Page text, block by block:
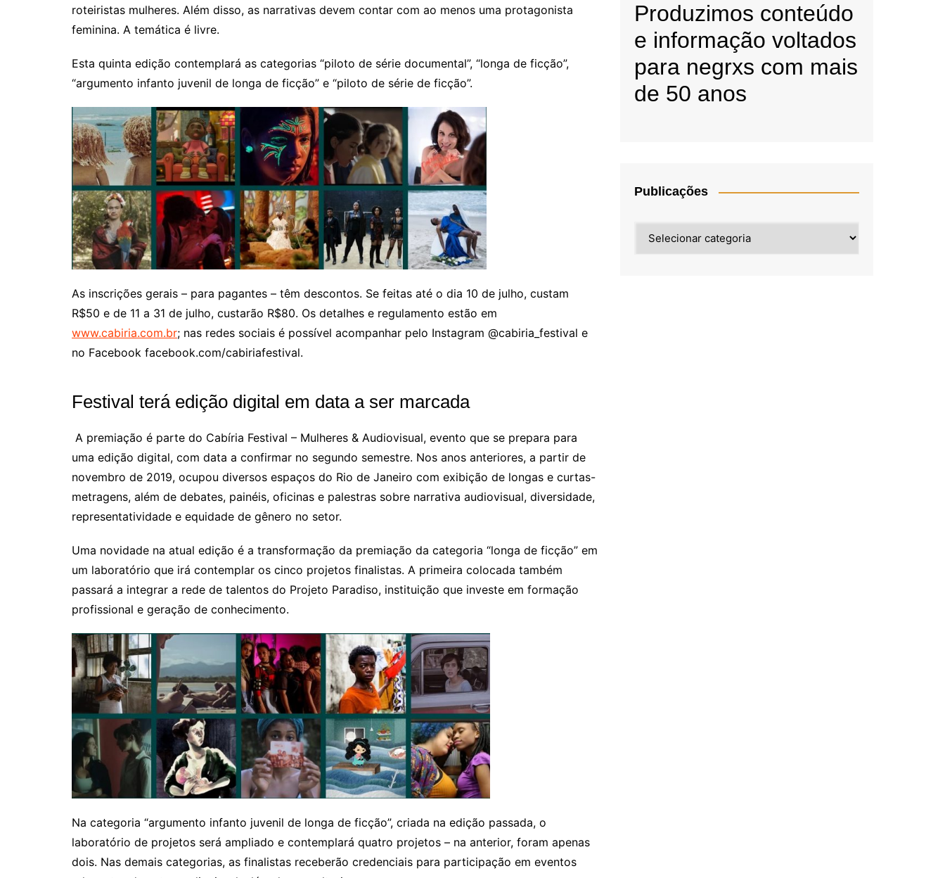
roteiristas mulheres. Além disso, as narrativas devem contar com ao menos uma protagonista
feminina. A temática é livre.
Esta quinta edição contemplará as categorias “piloto de série documental”, “longa de ficção”,
“argumento infanto juvenil de longa de ficção” e “piloto de série de ficção”.
As inscrições gerais – para pagantes – têm descontos. Se feitas até o dia 10 de julho, custam
R$50 e de 11 a 31 de julho, custarão R$80. Os detalhes e regulamento estão em
www.cabiria.com.br; nas redes sociais é possível acompanhar pelo Instagram @cabiria_festival e
no Facebook facebook.com/cabiriafestival.
Festival terá edição digital em data a ser marcada
A premiação é parte do Cabíria Festival – Mulheres & Audiovisual, evento que se prepara para
uma edição digital, com data a confirmar no segundo semestre. Nos anos anteriores, a partir de
novembro de 2019, ocupou diversos espaços do Rio de Janeiro com exibição de longas e curtas-
metragens, além de debates, painéis, oficinas e palestras sobre narrativa audiovisual, diversidade,
representatividade e equidade de gênero no setor.
Uma novidade na atual edição é a transformação da premiação da categoria “longa de ficção” em
um laboratório que irá contemplar os cinco projetos finalistas. A primeira colocada também
passará a integrar a rede de talentos do Projeto Paradiso, instituição que investe em formação
profissional e geração de conhecimento.
Na categoria “argumento infanto juvenil de longa de ficção”, criada na edição passada, o
laboratório de projetos será ampliado e contemplará quatro projetos – na anterior, foram apenas
dois. Nas demais categorias, as finalistas receberão credenciais para participação em eventos
Produzimos conteúdo
e informação voltados
para negrxs com mais
de 50 anos
Publicações